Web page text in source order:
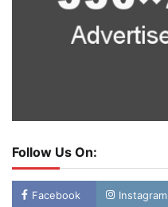
Follow Us On:
Facebook Instagram